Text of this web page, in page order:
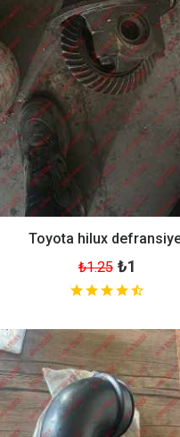
Toyota hilux
₺1.25 ₺1